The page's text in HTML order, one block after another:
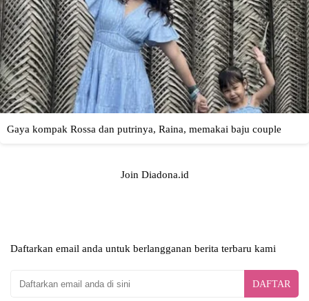
Join Diadona.id
Daftarkan email anda untuk berlangganan berita terbaru kami
DAFTAR